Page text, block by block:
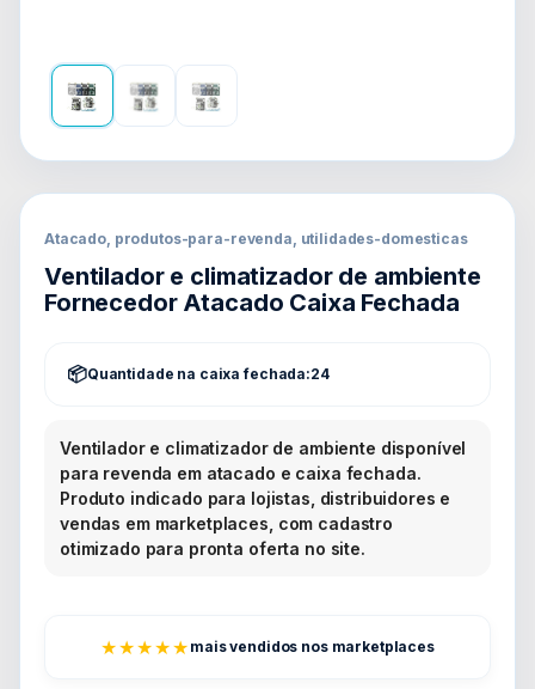
Atacado, produtos-para-revenda, utilidades-domesticas
Ventilador e climatizador de ambiente
Fornecedor Atacado Caixa Fechada
Quantidade na caixa fechada:24
Ventilador e climatizador de ambiente disponível
para revenda em atacado e caixa fechada.
Produto indicado para lojistas, distribuidores e
vendas em marketplaces, com cadastro
otimizado para pronta oferta no site.
★★★★★ mais vendidos nos marketplaces